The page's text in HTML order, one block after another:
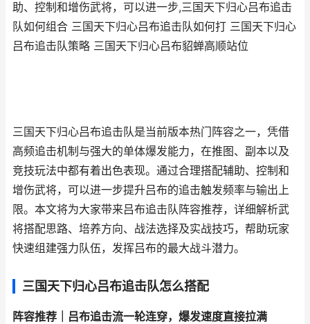
助、控制和增伤武将，可以进一步,三国天下归心吕布追击
队如何组合 三国天下归心吕布追击队如何打 三国天下归心
吕布追击队策略 三国天下归心吕布貂蝉高顺站位
三国天下归心吕布追击队是当前版本热门阵容之一，凭借
高频追击机制与强大的单体爆发能力，在推图、副本以及
竞技玩法中都有着出色表现。通过合理搭配辅助、控制和
增伤武将，可以进一步提升吕布的追击触发频率与输出上
限。本文将为大家带来吕布追击队阵容推荐，详细解析武
将搭配思路、培养方向、战法选择及实战技巧，帮助玩家
快速组建强力队伍，发挥吕布的最大战斗潜力。
三国天下归心吕布追击队怎么搭配
阵容推荐｜吕布追击流一轮连穿，爆发速度直接拉满